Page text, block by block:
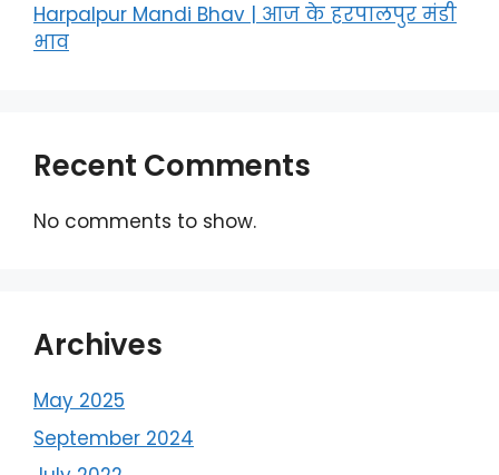
Harpalpur Mandi Bhav | आज के हरपालपुर मंडी
भाव
Recent Comments
No comments to show.
Archives
May 2025
September 2024